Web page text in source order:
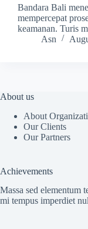
Bandara Bali
mempercepat
keamanan. Turis
Asn
About us
About
Our Clients
Our Partners
Achievements
Massa sed elementum
mi tempus imperdiet